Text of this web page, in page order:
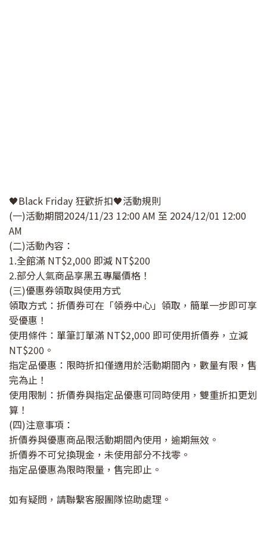
🖤Black Friday 狂歡折扣🖤活動規則
(一)活動期間2024/11/23 12:00 AM 至 2024/12/01 12:00
AM
(二)活動內容：
1.全館滿 NT$2,000 即減 NT$200
2.部分人氣商品享黑五專屬價格！
(三)優惠券領取與使用方式
領取方式：折價券可在「領券中心」領取，簡單一步即可享
受優惠！
使用條件：單筆訂單滿 NT$2,000 即可使用折價券，立減
NT$200。
指定品優惠：限時折扣僅適用於活動期間內，數量有限，售
完為止！
使用限制：折價券與指定品優惠可同時使用，雙重折扣更划
算！
(四)注意事項：
折價券與優惠商品限活動期間內使用，逾期無效。
折價券不可兌換現金，未使用部分不找零。
指定品優惠為限時限量，售完即止。
如有疑問，請聯繫客服團隊協助處理。